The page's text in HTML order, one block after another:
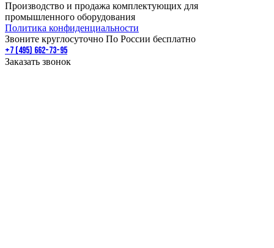
Производство и продажа комплектующих для
промышленного оборудования
Политика конфиденциальности
Звоните круглосуточно По России бесплатно
+7 (495) 662-73-95
Заказать звонок